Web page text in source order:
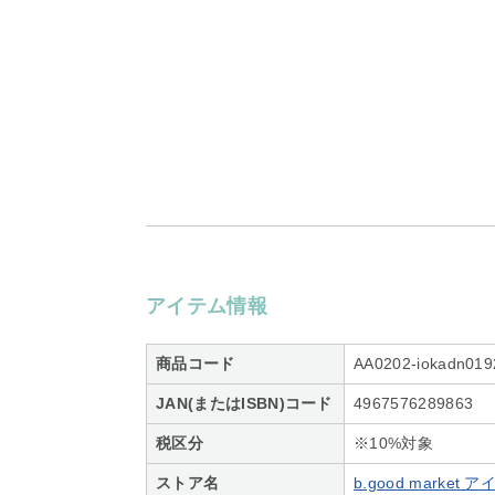
アイテム情報
商品コード AA0202-
JAN(またはISBN)コード 4967576289863
税区分 ※10%対象
ストア名 b.good market ア